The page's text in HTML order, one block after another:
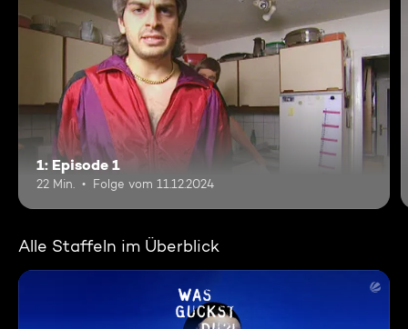
1: Episode 1
22 Min. Folge vom 11.12.2024
Alle Staffeln im Überblick